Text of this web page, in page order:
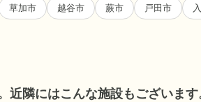
草加市 越谷市 蕨市 戸田市
隣にはこんな施設もございます